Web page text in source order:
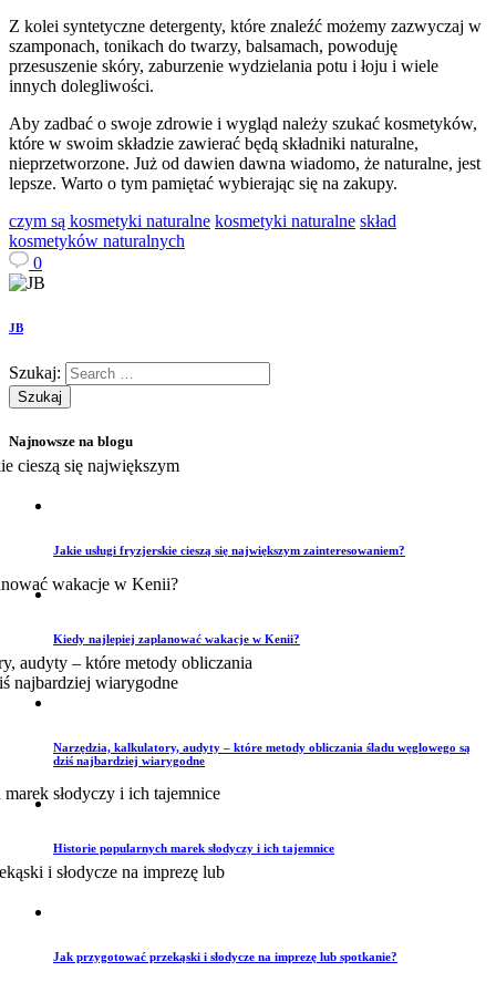
Z kolei syntetyczne detergenty, które znaleźć możemy zazwyczaj w
szamponach, tonikach do twarzy, balsamach, powoduję
przesuszenie skóry, zaburzenie wydzielania potu i łoju i wiele
innych dolegliwości.
Aby zadbać o swoje zdrowie i wygląd należy szukać kosmetyków,
które w swoim składzie zawierać będą składniki naturalne,
nieprzetworzone. Już od dawien dawna wiadomo, że naturalne, jest
lepsze. Warto o tym pamiętać wybierając się na zakupy.
czym są kosmetyki naturalne kosmetyki naturalne skład
kosmetyków naturalnych
0
JB
Szukaj:
Najnowsze na blogu
Jakie usługi fryzjerskie cieszą się największym zainteresowaniem?
Kiedy najlepiej zaplanować wakacje w Kenii?
Narzędzia, kalkulatory, audyty – które metody obliczania śladu węglowego są
dziś najbardziej wiarygodne
Historie popularnych marek słodyczy i ich tajemnice
Jak przygotować przekąski i słodycze na imprezę lub spotkanie?